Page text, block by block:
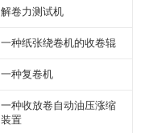
解卷力测试机
一种纸张绕卷机的收卷辊
一种复卷机
一种收放卷自动油压涨缩
装置